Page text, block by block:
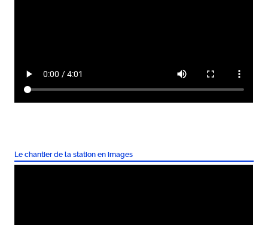
Le chantier de la station en images